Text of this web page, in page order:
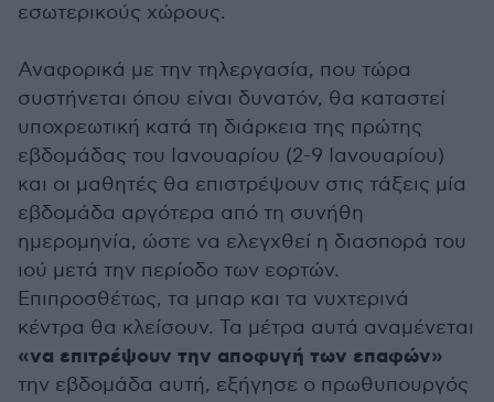
εσωτερικούς χώρους.
Αναφορικά με την τηλεργασία, που τώρα
συστήνεται όπου είναι δυνατόν, θα καταστεί
υποχρεωτική κατά τη διάρκεια της πρώτης
εβδομάδας του Ιανουαρίου (2-9 Ιανουαρίου)
και οι μαθητές θα επιστρέψουν στις τάξεις μία
εβδομάδα αργότερα από τη συνήθη
ημερομηνία, ώστε να ελεγχθεί η διασπορά του
ιού μετά την περίοδο των εορτών.
Επιπροσθέτως, τα μπαρ και τα νυχτερινά
κέντρα θα κλείσουν. Τα μέτρα αυτά αναμένεται
«να επιτρέψουν την αποφυγή των επαφών»
την εβδομάδα αυτή, εξήγησε ο πρωθυπουργός